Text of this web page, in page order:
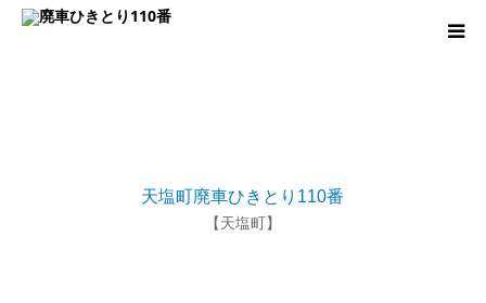
天塩町廃車ひきとり110番
【天塩町】